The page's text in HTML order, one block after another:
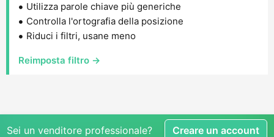
Utilizza parole chiave più generiche
Controlla l'ortografia della posizione
Riduci i filtri, usane meno
Reimposta filtro →
Sei un venditore professionale? Creare un account